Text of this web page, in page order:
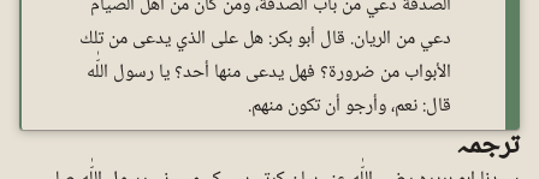
دعي من الريان. قال أبو بکر: هل على الذي يدعى من تلك
الأبواب من ضرورة؟ فهل يدعى منها أحد؟ يا رسول اللّٰه
قال: نعم، وأرجو أن تكون منهم.
ترجمہ